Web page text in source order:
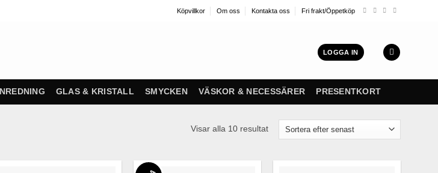
Köpvillkor Om oss Kontakta oss Fri frakt/Öppetköp
LOGGA IN
INREDNING GLAS & KRISTALL SMYCKEN VÄSKOR & NECESSÄRER PRESENTKORT
Visar alla 10 resultatSortera
efter